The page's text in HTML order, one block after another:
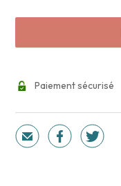
Paiement sécurisé